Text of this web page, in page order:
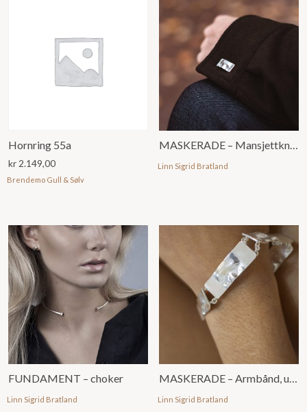
Hornring 55a
kr 2.149,00
Brendemo Gull & Sølv
Linn Sigrid Bratland
FUNDAMENT – choker
Linn Sigrid Bratland
MASKERADE – Armbånd, u/ emalje
Linn Sigrid Bratland